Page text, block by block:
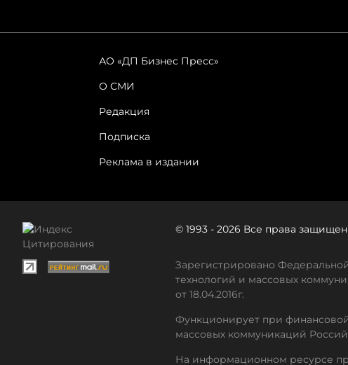
АО «ДП Бизнес Пресс»
О СМИ
Редакция
Подписка
Реклама в издании
© 1993 - 2026 Все права
Зарегистрировано
технологий и массовых
от 18.04.2016г.
Функционирует при
массовых коммуникаций
На информационном ресурсе